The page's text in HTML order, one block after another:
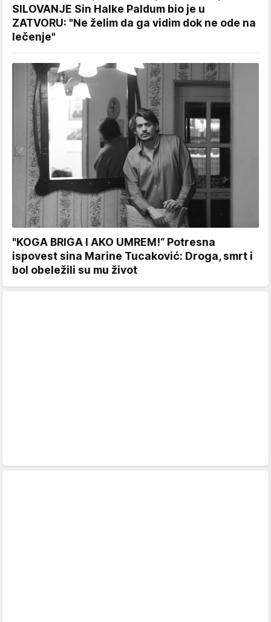
SILOVANJE Sin Halke Paldum bio je u
ZATVORU: "Ne želim da ga vidim dok ne ode na
lečenje"
"KOGA BRIGA I AKO UMREM!“ Potresna
ispovest sina Marine Tucaković: Droga, smrt i
bol obeležili su mu život